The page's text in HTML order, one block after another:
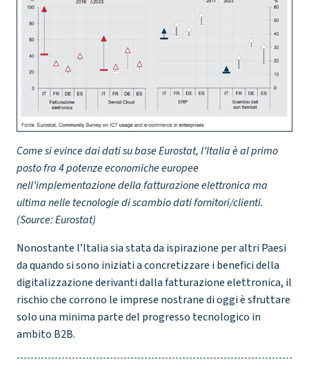
Come si evince dai dati su base Eurostat, l’Italia è al primo
posto fra 4 potenze economiche europee
nell’implementazione della fatturazione elettronica ma
ultima nelle tecnologie di scambio dati fornitori/clienti.
(Source: Eurostat)
Nonostante l’Italia sia stata da ispirazione per altri Paesi
da quando si sono iniziati a concretizzare i benefici della
digitalizzazione derivanti dalla fatturazione elettronica, il
rischio che corrono le imprese nostrane di oggi è sfruttare
solo una minima parte del progresso tecnologico in
ambito B2B.